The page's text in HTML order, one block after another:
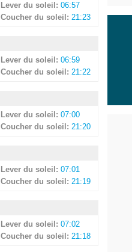
Lever du soleil: 06:57
Coucher du soleil: 21:23
Lever du soleil: 06:59
Coucher du soleil: 21:22
Lever du soleil: 07:00
Coucher du soleil: 21:20
Lever du soleil: 07:01
Coucher du soleil: 21:19
Lever du soleil: 07:02
Coucher du soleil: 21:18